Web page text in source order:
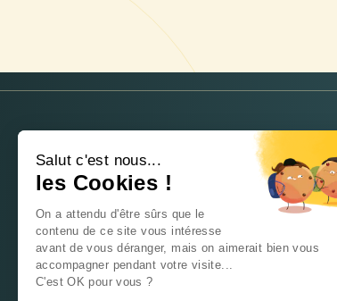
NEWSLETTER
Je souhaite recevoir la
utiliser ces informations
Salut c'est nous...
les Cookies !
On a attendu d'être sûrs que le
contenu de ce site vous intéresse
avant de vous déranger, mais on aimerait bien vous
accompagner pendant votre visite...
C'est OK pour vous ?